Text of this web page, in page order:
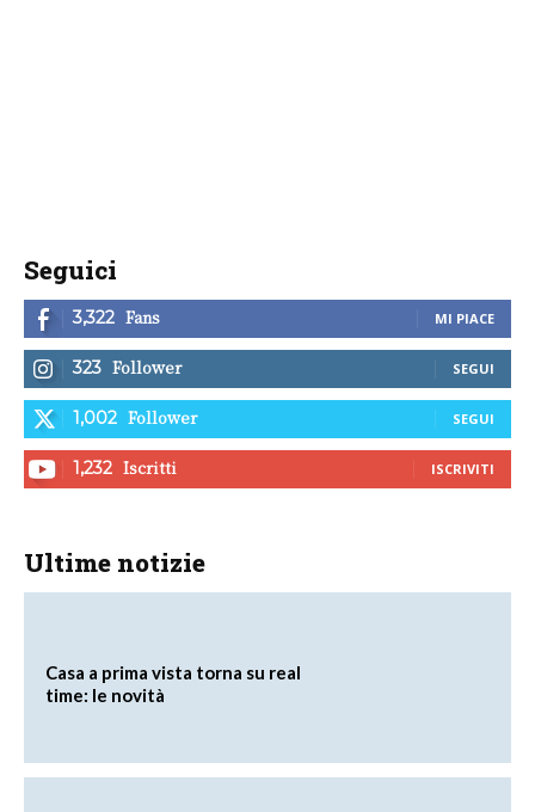
Seguici
3,322 Fans MI PIACE
323 Follower SEGUI
1,002 Follower SEGUI
1,232 Iscritti ISCRIVITI
Ultime notizie
Casa a prima vista torna su real
time: le novità